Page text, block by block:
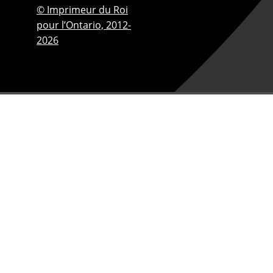
© Imprimeur du Roi
pour l’Ontario, 2012-
2026